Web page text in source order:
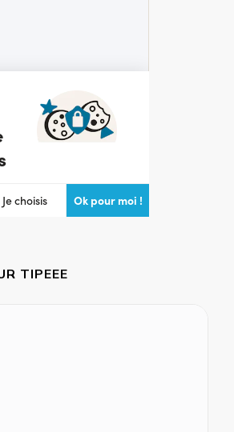
TIPEEE